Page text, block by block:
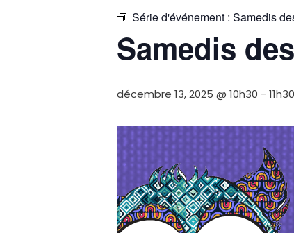
Série d'événement : Samedis
Samedis
décembre 13, 2025 @ 10h30 - 11h30